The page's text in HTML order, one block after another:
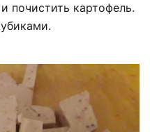
картофель.